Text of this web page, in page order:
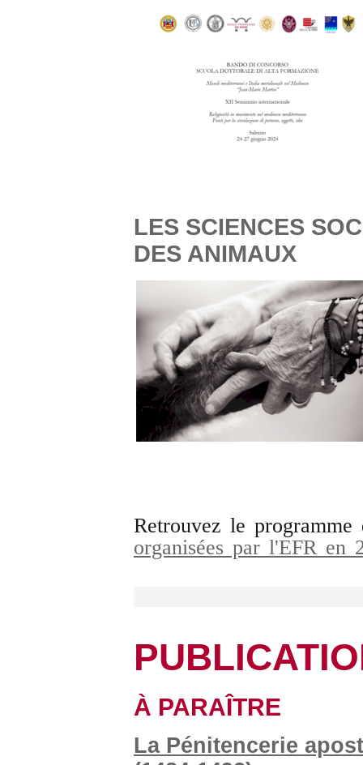
LES SCIENCES
DES ANIMAUX
Retrouvez le
organisées par l'EFR
À PARAÎTRE
La Pénitencerie